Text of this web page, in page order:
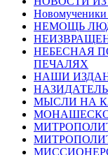
Новомученики
НЕМОЩЬ
НЕБЕСНАЯ
ПЕЧАЛЯХ
НАШИ
МЫСЛИ НА